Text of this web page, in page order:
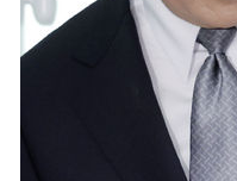
[속보]경찰, '홍명보 선임 논란' 대
[속보]산업장관 "美무역법 제301
[속보]코스피 매도사이드카 발동
[속보]전남광주 초대 시민추천 부
서울 열대야 15일째 지속…비공식 '
[속보]코스닥, 2.15포인트(0.27%)